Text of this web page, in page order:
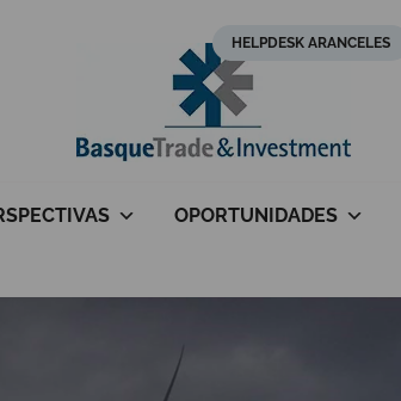
HELPDESK ARANCELES
OPORTUNIDADES